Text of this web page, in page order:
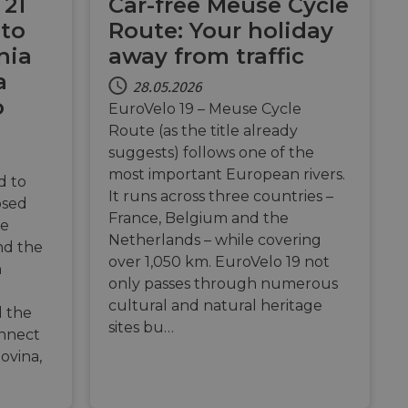
to
the
the
Route: Your holiday
away from traffic
28.05.2026
EuroVelo 19 – Meuse Cycle
Route (as the title already
suggests) follows one of the
most important European rivers.
It runs across three countries –
France, Belgium and the
Netherlands – while covering
over 1,050 km. EuroVelo 19 not
only passes through numerous
cultural and natural heritage
sites bu…
den
verknüpft. Dies
um
generierte
Berechnung
Site-
of
on the
und die
of analytics,
preferences for
whether
of the Youtube
Website nutzt,
vor dem
videos.
behavior on the
optiMonk
das das
payments
information
enable secure
interaction with
payments
information
functionality
enable secure